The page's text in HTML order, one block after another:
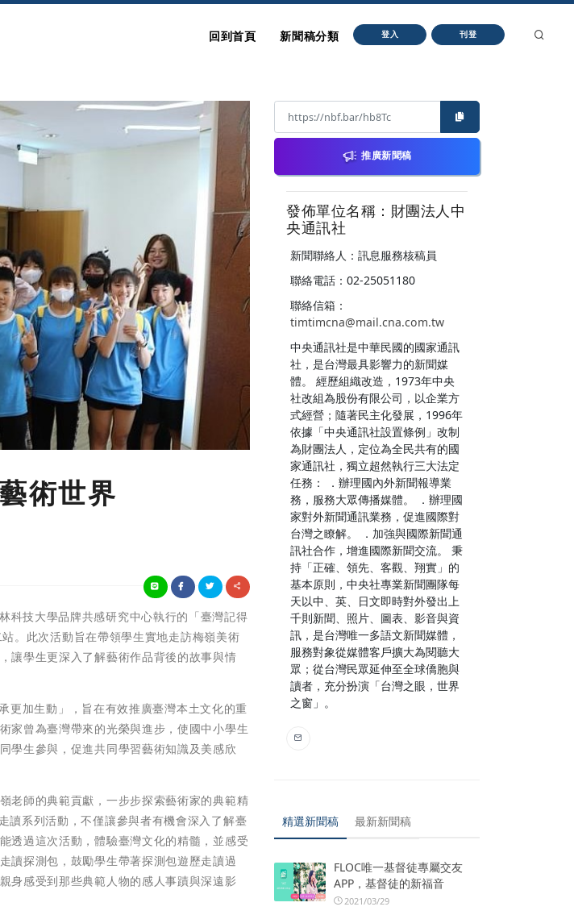
回到首頁 新聞稿分類 登入 刊登
術世界
技大學品牌共感研究中心執行的「臺灣記得
。此次活動旨在帶領學生實地走訪梅嶺美術
讓學生更深入了解藝術作品背後的故事與情
加生動」，旨在有效推廣臺灣本土文化的重
家曾為臺灣帶來的光榮與進步，使國中小學生
學生參與，促進共同學習藝術知識及美感欣
老師的典範貢獻，一步步探索藝術家的典範精
讀系列活動，不僅讓參與者有機會深入了解臺
透過這次活動，體驗臺灣文化的精髓，並感受
讀探測包，鼓勵學生帶著探測包遊歷走讀過
身感受到那些典範人物的感人事蹟與深遠影
推廣新聞稿
發佈單位名稱：財團法人中
央通訊社
新聞聯絡人：訊息服務核稿員
聯絡電話：02-25051180
聯絡信箱：
timtimcna@mail.cna.com.tw
中央通訊社是中華民國的國家通訊
社，是台灣最具影響力的新聞媒
體。 經歷組織改造，1973年中央
社改組為股份有限公司，以企業方
式經營；隨著民主化發展，1996年
依據「中央通訊社設置條例」改制
為財團法人，定位為全民共有的國
家通訊社，獨立超然執行三大法定
任務： ．辦理國內外新聞報導業
務，服務大眾傳播媒體。 ．辦理國
家對外新聞通訊業務，促進國際對
台灣之瞭解。 ．加強與國際新聞通
訊社合作，增進國際新聞交流。 秉
持「正確、領先、客觀、翔實」的
基本原則，中央社專業新聞團隊每
天以中、英、日文即時對外發出上
千則新聞、照片、圖表、影音與資
訊，是台灣唯一多語文新聞媒體，
服務對象從媒體客戶擴大為閱聽大
眾；從台灣民眾延伸至全球僑胞與
讀者，充分扮演「台灣之眼，世界
之窗」。
精選新聞稿 最新新聞稿
FLOC唯一基督徒專屬交友
APP，基督徒的新福音
2021/03/29